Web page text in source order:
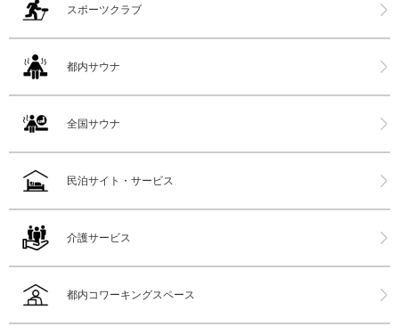
スポーツクラブ
都内サウナ
全国サウナ
民泊サイト・サービス
介護サービス
都内コワーキングスペース